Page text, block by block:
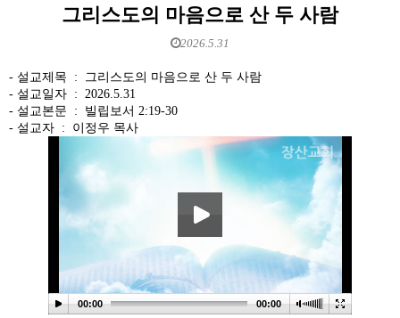
그리스도의 마음으로 산 두 사람
2026.5.31
- 설교제목 :
그리스도의 마음으로 산 두 사람
- 설교일자 : 2026.5.31
- 설교본문 : 빌립보서 2:19-30
- 설교자 : 이정우 목사
00:00 00:00